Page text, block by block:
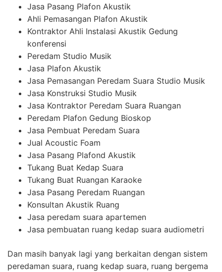
Jasa Pasang Plafon Akustik
Ahli Pemasangan Plafon Akustik
Kontraktor Ahli Instalasi Akustik Gedung
konferensi
Peredam Studio Musik
Jasa Plafon Akustik
Jasa Pemasangan Peredam Suara Studio Musik
Jasa Konstruksi Studio Musik
Jasa Kontraktor Peredam Suara Ruangan
Peredam Plafon Gedung Bioskop
Jasa Pembuat Peredam Suara
Jual Acoustic Foam
Jasa Pasang Plafond Akustik
Tukang Buat Kedap Suara
Tukang Buat Ruangan Karaoke
Jasa Pasang Peredam Ruangan
Konsultan Akustik Ruang
Jasa peredam suara apartemen
Jasa pembuatan ruang kedap suara audiometri
Dan masih banyak lagi yang berkaitan dengan sistem
peredaman suara, ruang kedap suara, ruang bergema